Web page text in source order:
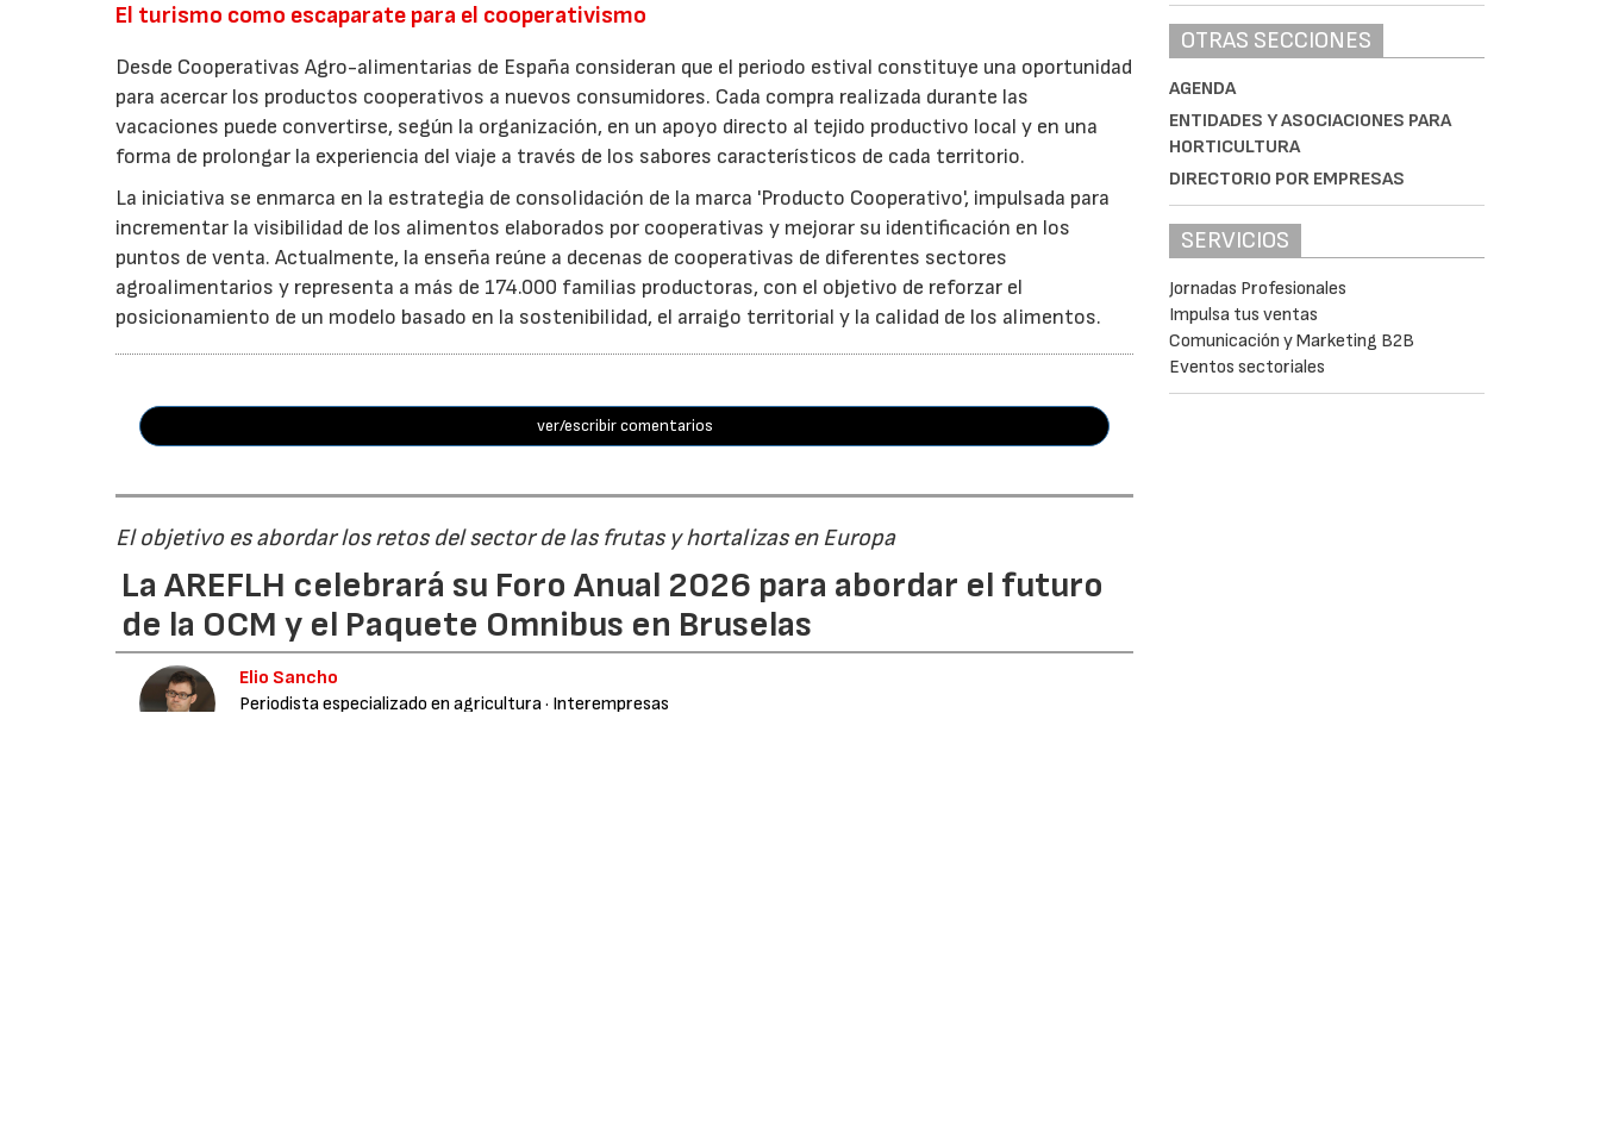
El turismo como escaparate para el cooperativismo
Desde Cooperativas Agro-alimentarias de España consideran que el periodo estival constituye una oportunidad
para acercar los productos cooperativos a nuevos consumidores. Cada compra realizada durante las
vacaciones puede convertirse, según la organización, en un apoyo directo al tejido productivo local y en una
forma de prolongar la experiencia del viaje a través de los sabores característicos de cada territorio.
La iniciativa se enmarca en la estrategia de consolidación de la marca 'Producto Cooperativo', impulsada para
incrementar la visibilidad de los alimentos elaborados por cooperativas y mejorar su identificación en los
puntos de venta. Actualmente, la enseña reúne a decenas de cooperativas de diferentes sectores
agroalimentarios y representa a más de 174.000 familias productoras, con el objetivo de reforzar el
posicionamiento de un modelo basado en la sostenibilidad, el arraigo territorial y la calidad de los alimentos.
ver/escribir comentarios
El objetivo es abordar los retos del sector de las frutas y hortalizas en Europa
La AREFLH celebrará su Foro Anual 2026 para abordar el futuro
de la OCM y el Paquete Omnibus en Bruselas
Elio Sancho
Periodista especializado en agricultura· Interempresas
OTRAS SECCIONES
AGENDA
ENTIDADES Y ASOCIACIONES PARA
HORTICULTURA
DIRECTORIO POR EMPRESAS
SERVICIOS
Jornadas Profesionales
Impulsa tus ventas
Comunicación y Marketing B2B
Eventos sectoriales